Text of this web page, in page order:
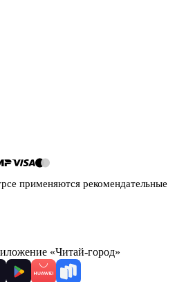
применяются рекомендательные
«Читай-город»